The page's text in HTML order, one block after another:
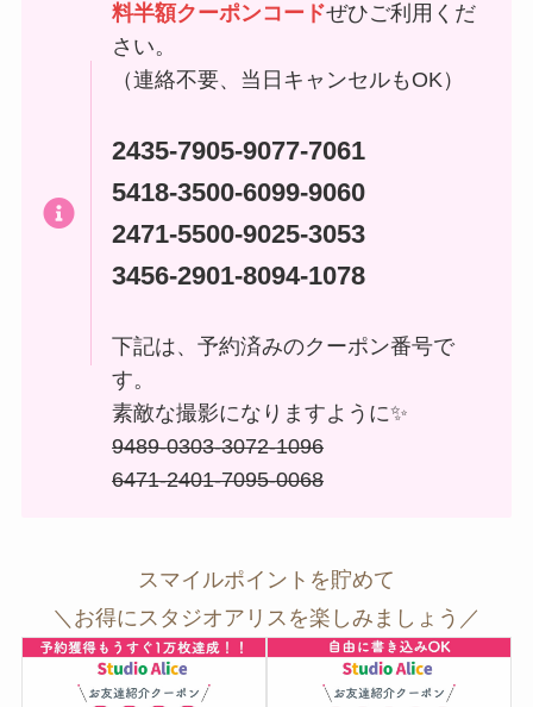
料半額クーポンコードぜひご利用くだ
さい。
（連絡不要、当日キャンセルもOK）
2435-7905-9077-7061
5418-3500-6099-9060
2471-5500-9025-3053
3456-2901-8094-1078
下記は、予約済みのクーポン番号で
す。
素敵な撮影になりますように✨
9489-0303-3072-1096
6471-2401-7095-0068
スマイルポイントを貯めて
＼お得にスタジオアリスを楽しみましょう／